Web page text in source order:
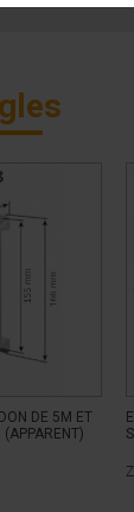
DE 5M ET